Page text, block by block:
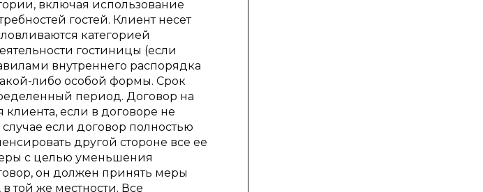
включая использование
гостей. Клиент несет
категорией
гостиницы (если
внутреннего распорядка
либо особой формы. Срок
период. Договор на
если в договоре не
если договор полностью
другой стороне все ее
с целью уменьшения
он должен принять меры
той же местности. Все